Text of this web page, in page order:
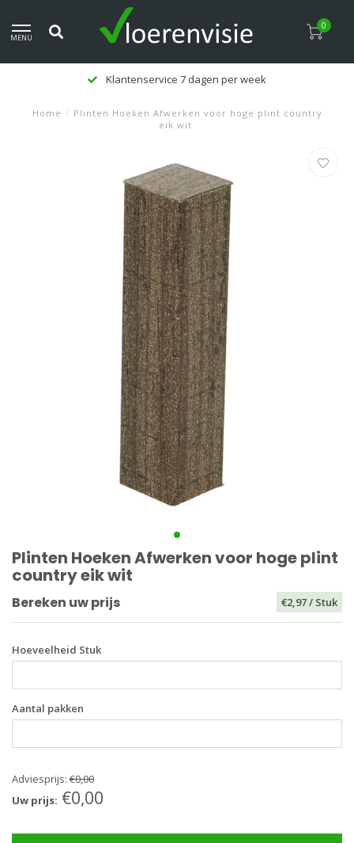
MENU
0
Klantenservice 7 dagen per week
Home / Plinten Hoeken Afwerken voor hoge plint country
eik wit
Plinten Hoeken Afwerken voor hoge plint
country eik wit
Bereken uw prijs €2,97/ Stuk
Hoeveelheid Stuk
Aantal pakken
Adviesprijs: €0,00
Uw prijs: €0,00